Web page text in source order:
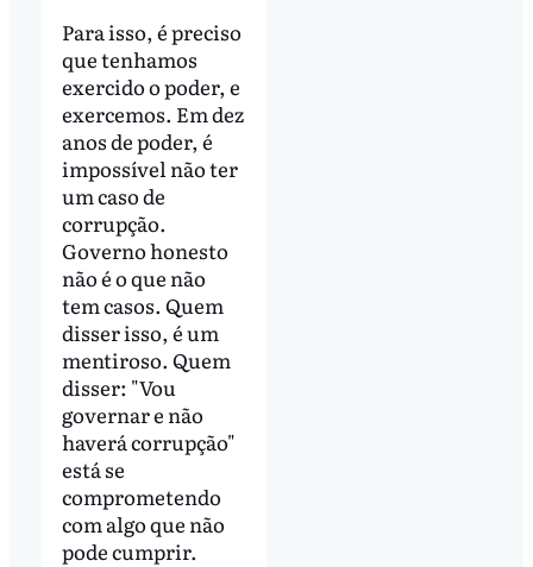
Para isso, é preciso
que tenhamos
exercido o poder, e
exercemos. Em dez
anos de poder, é
impossível não ter
um caso de
corrupção.
Governo honesto
não é o que não
tem casos. Quem
disser isso, é um
mentiroso. Quem
disser: "Vou
governar e não
haverá corrupção"
está se
comprometendo
com algo que não
pode cumprir.